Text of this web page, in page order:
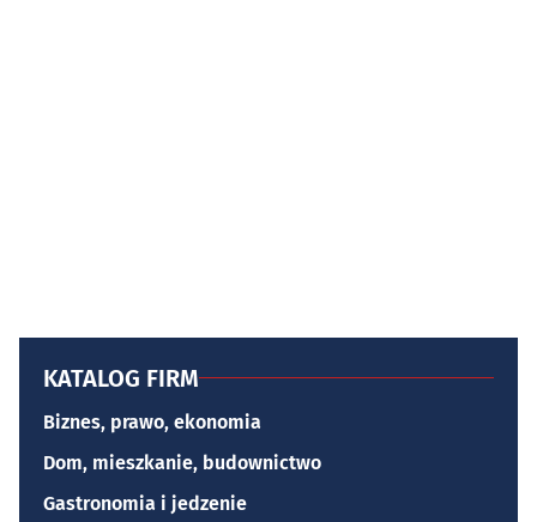
KATALOG FIRM
Biznes, prawo, ekonomia
Dom, mieszkanie, budownictwo
Gastronomia i jedzenie